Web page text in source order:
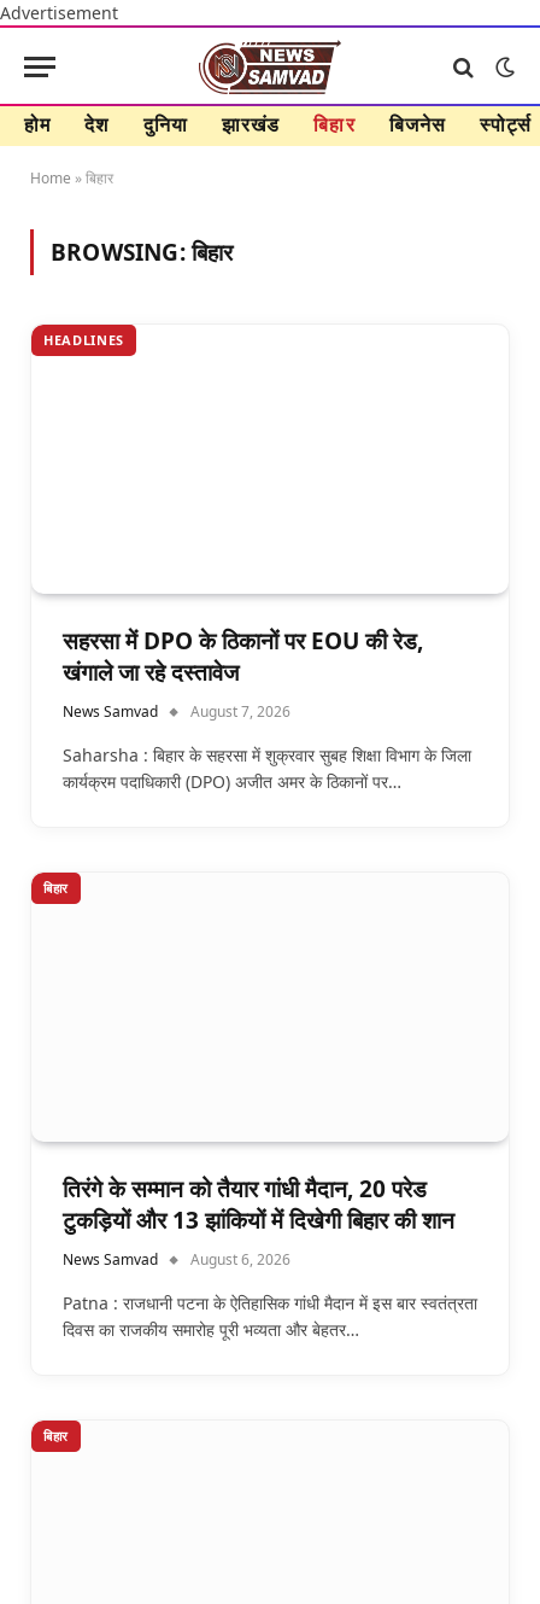
Advertisement
होम देश दुनिया झारखंड बिहार बिजनेस स्पोर्ट्स
Home »बिहार
BROWSING:बिहार
HEADLINES
सहरसा में DPO के ठिकानों पर EOU की रेड,
खंगाले जा रहे दस्तावेज
News Samvad August 7, 2026
Saharsha : बिहार के सहरसा में शुक्रवार सुबह शिक्षा विभाग के जिला
कार्यक्रम पदाधिकारी (DPO) अजीत अमर के ठिकानों पर…
बिहार
तिरंगे के सम्मान को तैयार गांधी मैदान, 20 परेड
टुकड़ियों और 13 झांकियों में दिखेगी बिहार की शान
News Samvad August 6, 2026
Patna : राजधानी पटना के ऐतिहासिक गांधी मैदान में इस बार स्वतंत्रता
दिवस का राजकीय समारोह पूरी भव्यता और बेहतर…
बिहार